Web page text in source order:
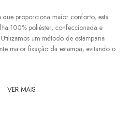
que proporciona maior conforto, esta
100% poliéster, confeccionada e
um método de estamparia
maior fixação da estampa, evitando o
VER MAIS